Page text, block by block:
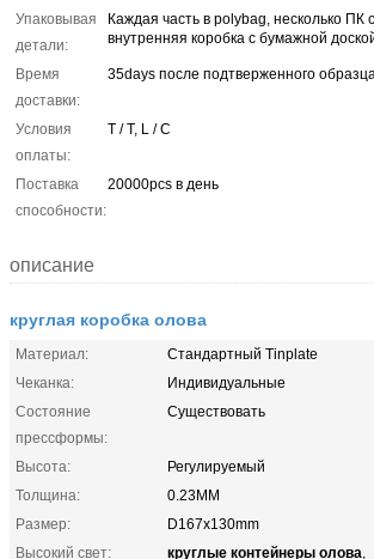
Упаковывая
детали:
Каждая часть в polybag, несколько ПК
внутренняя коробка с бумажной
Время
доставки:
35days после подтверженного
Условия
оплаты:
T / T, L / C
Поставка
способности:
20000pcs в день
описание
круглая коробка олова
Материал:
Стандартный Tinplate
Чеканка:
Индивидуальные
Состояние
прессформы:
Существовать
Высота:
Регулируемый
Толщина:
0.23MM
Размер:
D167x130mm
Высокий свет:
круглые контейнеры олова,